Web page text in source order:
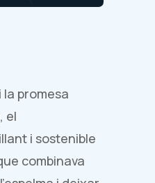
promesa
el
i sostenible
combinava